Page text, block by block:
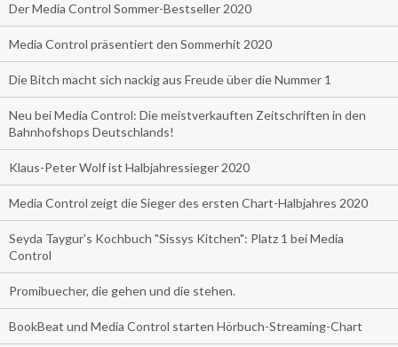
Der Media Control Sommer-Bestseller 2020
Media Control präsentiert den Sommerhit 2020
Die Bitch macht sich nackig aus Freude über die Nummer 1
Neu bei Media Control: Die meistverkauften Zeitschriften in den
Bahnhofshops Deutschlands!
Klaus-Peter Wolf ist Halbjahressieger 2020
Media Control zeigt die Sieger des ersten Chart-Halbjahres 2020
Seyda Taygur's Kochbuch "Sissys Kitchen": Platz 1 bei Media
Control
Promibuecher, die gehen und die stehen.
BookBeat und Media Control starten Hörbuch-Streaming-Chart